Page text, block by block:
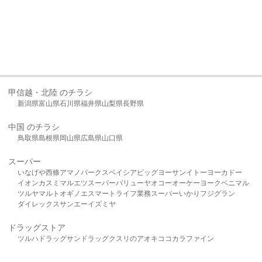
甲信越・北陸 のチラシ
新潟県富山県石川県福井県山梨県長野県
中国 のチラシ
鳥取県島根県岡山県広島県山口県
スーパー
いなげや西條アマノパークスベイシア ビッグヨーサンイトーヨーカドー
イオンカスミ マルエツスーパーバリューヤオコーオーケー ヨークベニマル
ツルヤマルト オギノ エスマート ライフ業務スーパーいかり フジグラン
ダイレックスサンエーイズミヤ
ドラッグストア
ツルハドラッグサンドラッグクスリのアオキ ココカラファイン